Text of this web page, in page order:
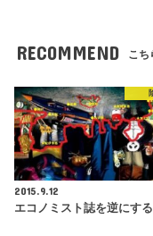
RECOMMEND こち
2015.9.12
エコノミスト誌を逆にす